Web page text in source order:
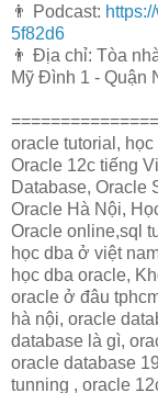
👨 Podcast:
5f82d6
👨 Địa chỉ: Tòa
Mỹ Đình 1 - Quận
oracle tutorial,
Oracle 12c tiếng
Database, Oracle
Oracle Hà Nội,
Oracle online,sql
học dba ở việt
học dba oracle,
oracle ở đâu
hà nội, oracle
database là gì,
oracle database
tunning , oracle